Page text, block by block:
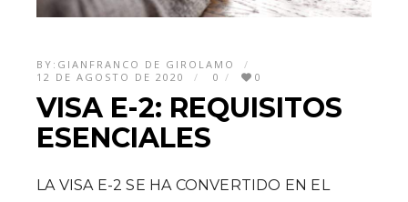
BY: GIANFRANCO DE GIROLAMO
12 DE AGOSTO DE 2020
0 0
VISA E-2: REQUISITOS
ESENCIALES
LA VISA E-2 SE HA CONVERTIDO EN EL